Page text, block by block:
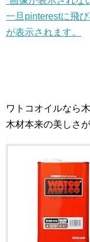
一旦pinterestに飛
が表示されます。
ワトコオイルなら
木材本来の美しさ